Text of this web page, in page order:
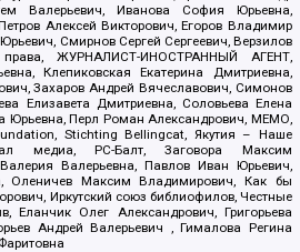
Валерьевич, Иванова София Юрьевна,
Алексей Викторович, Егоров Владимир
Смирнов Сергей Сергеевич, Верзилов
ЖУРНАЛИСТ-ИНОСТРАННЫЙ АГЕНТ,
Клепиковская Екатерина Дмитриевна,
Захаров Андрей Вячеславович, Симонов
Елизавета Дмитриевна, Соловьева Елена
Юрьевна, Перл Роман Александрович, МЕМО,
Stichting Bellingcat, Якутия – Наше
медиа, РС-Балт, Заговора Максим
Валерьевна, Павлов Иван Юрьевич,
Оленичев Максим Владимирович, Как бы
Иркутский союз библиофилов, Честные
Еланчик Олег Александрович, Григорьева
Андрей Валерьевич , Гималова Регина